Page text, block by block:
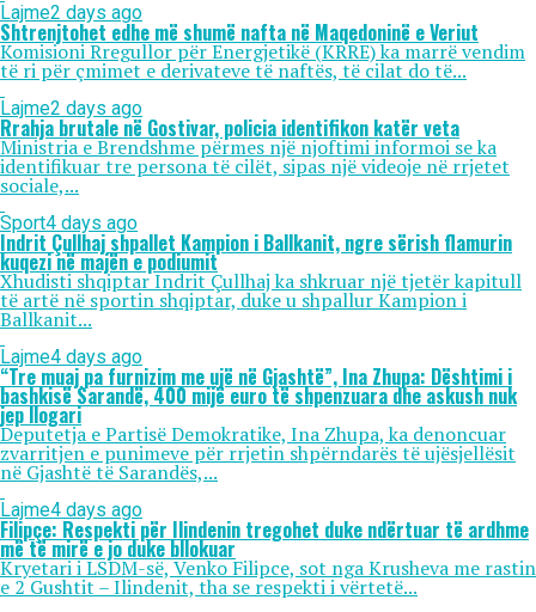
Lajme2 days ago
Shtrenjtohet edhe më shumë nafta në Maqedoninë e Veriut
Komisioni Rregullor për Energjetikë (KRRE) ka marrë vendim
të ri për çmimet e derivateve të naftës, të cilat do të...
Lajme2 days ago
Rrahja brutale në Gostivar, policia identifikon katër veta
Ministria e Brendshme përmes një njoftimi informoi se ka
identifikuar tre persona të cilët, sipas një videoje në rrjetet
sociale,...
Sport4 days ago
Indrit Çullhaj shpallet Kampion i Ballkanit, ngre sërish flamurin
kuqezi në majën e podiumit
Xhudisti shqiptar Indrit Çullhaj ka shkruar një tjetër kapitull
të artë në sportin shqiptar, duke u shpallur Kampion i
Ballkanit...
Lajme4 days ago
“Tre muaj pa furnizim me ujë në Gjashtë”, Ina Zhupa: Dështimi i
bashkisë Sarandë, 400 mijë euro të shpenzuara dhe askush nuk
jep llogari
Deputetja e Partisë Demokratike, Ina Zhupa, ka denoncuar
zvarritjen e punimeve për rrjetin shpërndarës të ujësjellësit
në Gjashtë të Sarandës,...
Lajme4 days ago
Filipçe: Respekti për Ilindenin tregohet duke ndërtuar të ardhme
më të mirë e jo duke bllokuar
Kryetari i LSDM-së, Venko Filipce, sot nga Krusheva me rastin
e 2 Gushtit – Ilindenit, tha se respekti i vërtetë...